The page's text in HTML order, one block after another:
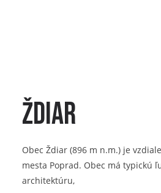
Ždiar
Obec Ždiar (896 m n.m.) je
mesta Poprad. Obec má typickú
architektúru,